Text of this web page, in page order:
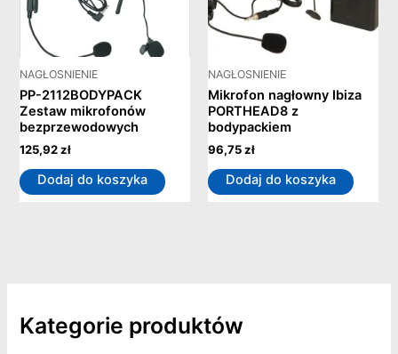
Kategorie produktów
NAGŁOSNIENIE
PP-2112BODYPACK
Zestaw mikrofonów
bezprzewodowych
125,92zł
Dodaj do koszyka
NAGŁOSNIENIE
Mikrofon nagłowny Ibiza
PORTHEAD8 z
bodypackiem
96,75zł
Dodaj do koszyka